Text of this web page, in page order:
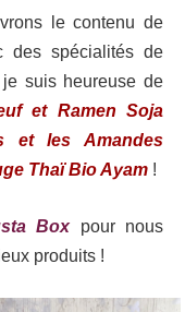
le contenu de
des spécialités de
suis heureuse de
et Ramen Soja
et les Amandes
Thaï Bio Ayam !
Boxpour nous
produits !